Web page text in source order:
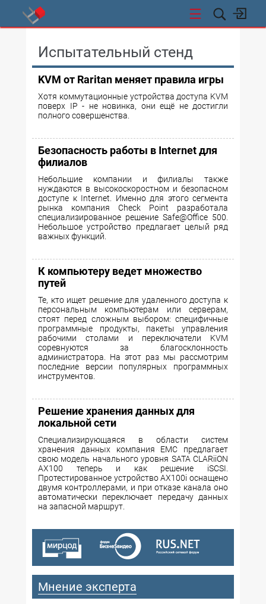
Испытательный стенд
KVM от Raritan меняет правила игры
Хотя коммутационные устройства доступа KVM
поверх IP - не новинка, они ещё не достигли
полного совершенства.
Безопасность работы в Internet для
филиалов
Небольшие компании и филиалы также
нуждаются в высокоскоростном и безопасном
доступе к Internet. Именно для этого сегмента
рынка компания Check Point разработала
специализированное решение Safe@Office 500.
Небольшое устройство предлагает целый ряд
важных функций.
К компьютеру ведет множество
путей
Те, кто ищет решение для удаленного доступа к
персональным компьютерам или серверам,
стоят перед сложным выбором: специфичные
программные продукты, пакеты управления
рабочими столами и переключатели KVM
соревнуются за благосклонность
администратора. На этот раз мы рассмотрим
последние версии популярных программных
инструментов.
Решение хранения данных для
локальной сети
Специализирующаяся в области систем
хранения данных компания EMC предлагает
свою модель начального уровня SATA CLARiiON
AX100 теперь и как решение iSCSI.
Протестированное устройство AX100i оснащено
двумя контроллерами, и при отказе канала оно
автоматически переключает передачу данных
на запасной маршрут.
Мнение эксперта